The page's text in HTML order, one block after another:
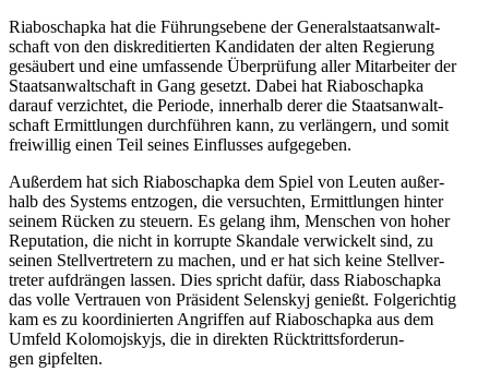
Ria­boschapka hat die Füh­rungs­ebene der Gene­ral­staats­an­walt­
schaft von den dis­kre­di­tier­ten Kan­di­da­ten der alten Regie­rung
gesäu­bert und eine umfas­sende Über­prü­fung aller Mit­ar­bei­ter der
Staats­an­walt­schaft in Gang gesetzt. Dabei hat Ria­boschapka
darauf ver­zich­tet, die Periode, inner­halb derer die Staats­an­walt­
schaft Ermitt­lun­gen durch­füh­ren kann, zu ver­län­gern, und somit
frei­wil­lig einen Teil seines Ein­flus­ses aufgegeben.
Außer­dem hat sich Ria­boschapka dem Spiel von Leuten außer­
halb des Systems ent­zo­gen, die ver­such­ten, Ermitt­lun­gen hinter
seinem Rücken zu steuern. Es gelang ihm, Men­schen von hoher
Repu­ta­tion, die nicht in kor­rupte Skan­dale ver­wi­ckelt sind, zu
seinen Stell­ver­tre­tern zu machen, und er hat sich keine Stell­ver­
tre­ter auf­drän­gen lassen. Dies spricht dafür, dass Ria­boschapka
das volle Ver­trauen von Prä­si­dent Selen­skyj genießt. Fol­ge­rich­tig
kam es zu koor­di­nier­ten Angrif­fen auf Ria­boschapka aus dem
Umfeld Kolo­mo­js­kyjs, die in direk­ten Rück­tritts­for­de­run­
gen gipfelten.